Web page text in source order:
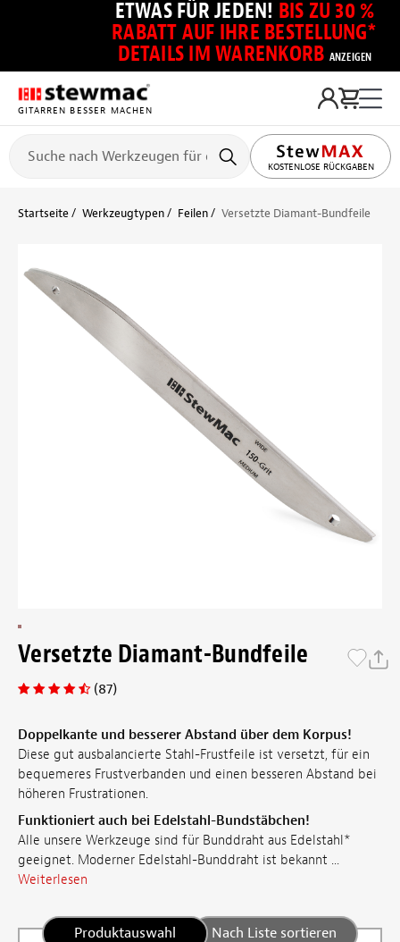
ETWAS FÜR JEDEN! BIS ZU 30 %
RABATT AUF IHRE BESTELLUNG*
DETAILS IM WARENKORB ANZEIGEN
GITARREN BESSER MACHEN
KOSTENLOSE RÜCKGABEN
Startseite Werkzeugtypen Feilen Versetzte Diamant-Bundfeile
Versetzte Diamant-Bundfeile
(87)
Doppelkante und besserer Abstand über dem Korpus!
Diese gut ausbalancierte Stahl-Frustfeile ist versetzt, für ein
bequemeres Frustverbanden und einen besseren Abstand bei
höheren Frustrationen.
Funktioniert auch bei Edelstahl-Bundstäbchen!
Alle unsere Werkzeuge sind für Bunddraht aus Edelstahl*
geeignet. Moderner Edelstahl-Bunddraht ist bekannt ...
Weiterlesen
Produktauswahl Nach Liste sortieren